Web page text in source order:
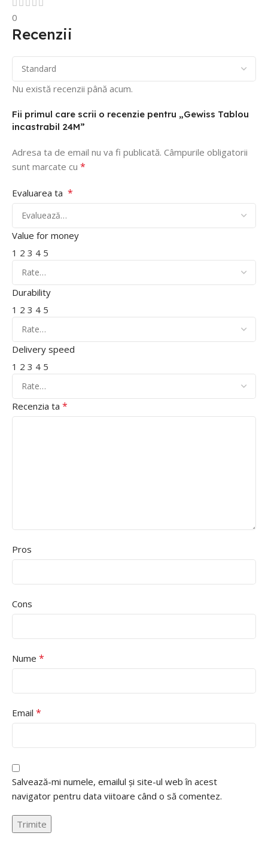
0
Recenzii
Nu există recenzii până acum.
Fii primul care scrii o recenzie pentru „Gewiss Tablou
incastrabil 24M”
Adresa ta de email nu va fi publicată. Câmpurile obligatorii
sunt marcate cu *
Evaluarea ta *
Value for money
1 2 3 4 5
Durability
1 2 3 4 5
Delivery speed
1 2 3 4 5
Recenzia ta *
Pros
Cons
Nume *
Email *
Salvează-mi numele, emailul și site-ul web în acest
navigator pentru data viitoare când o să comentez.